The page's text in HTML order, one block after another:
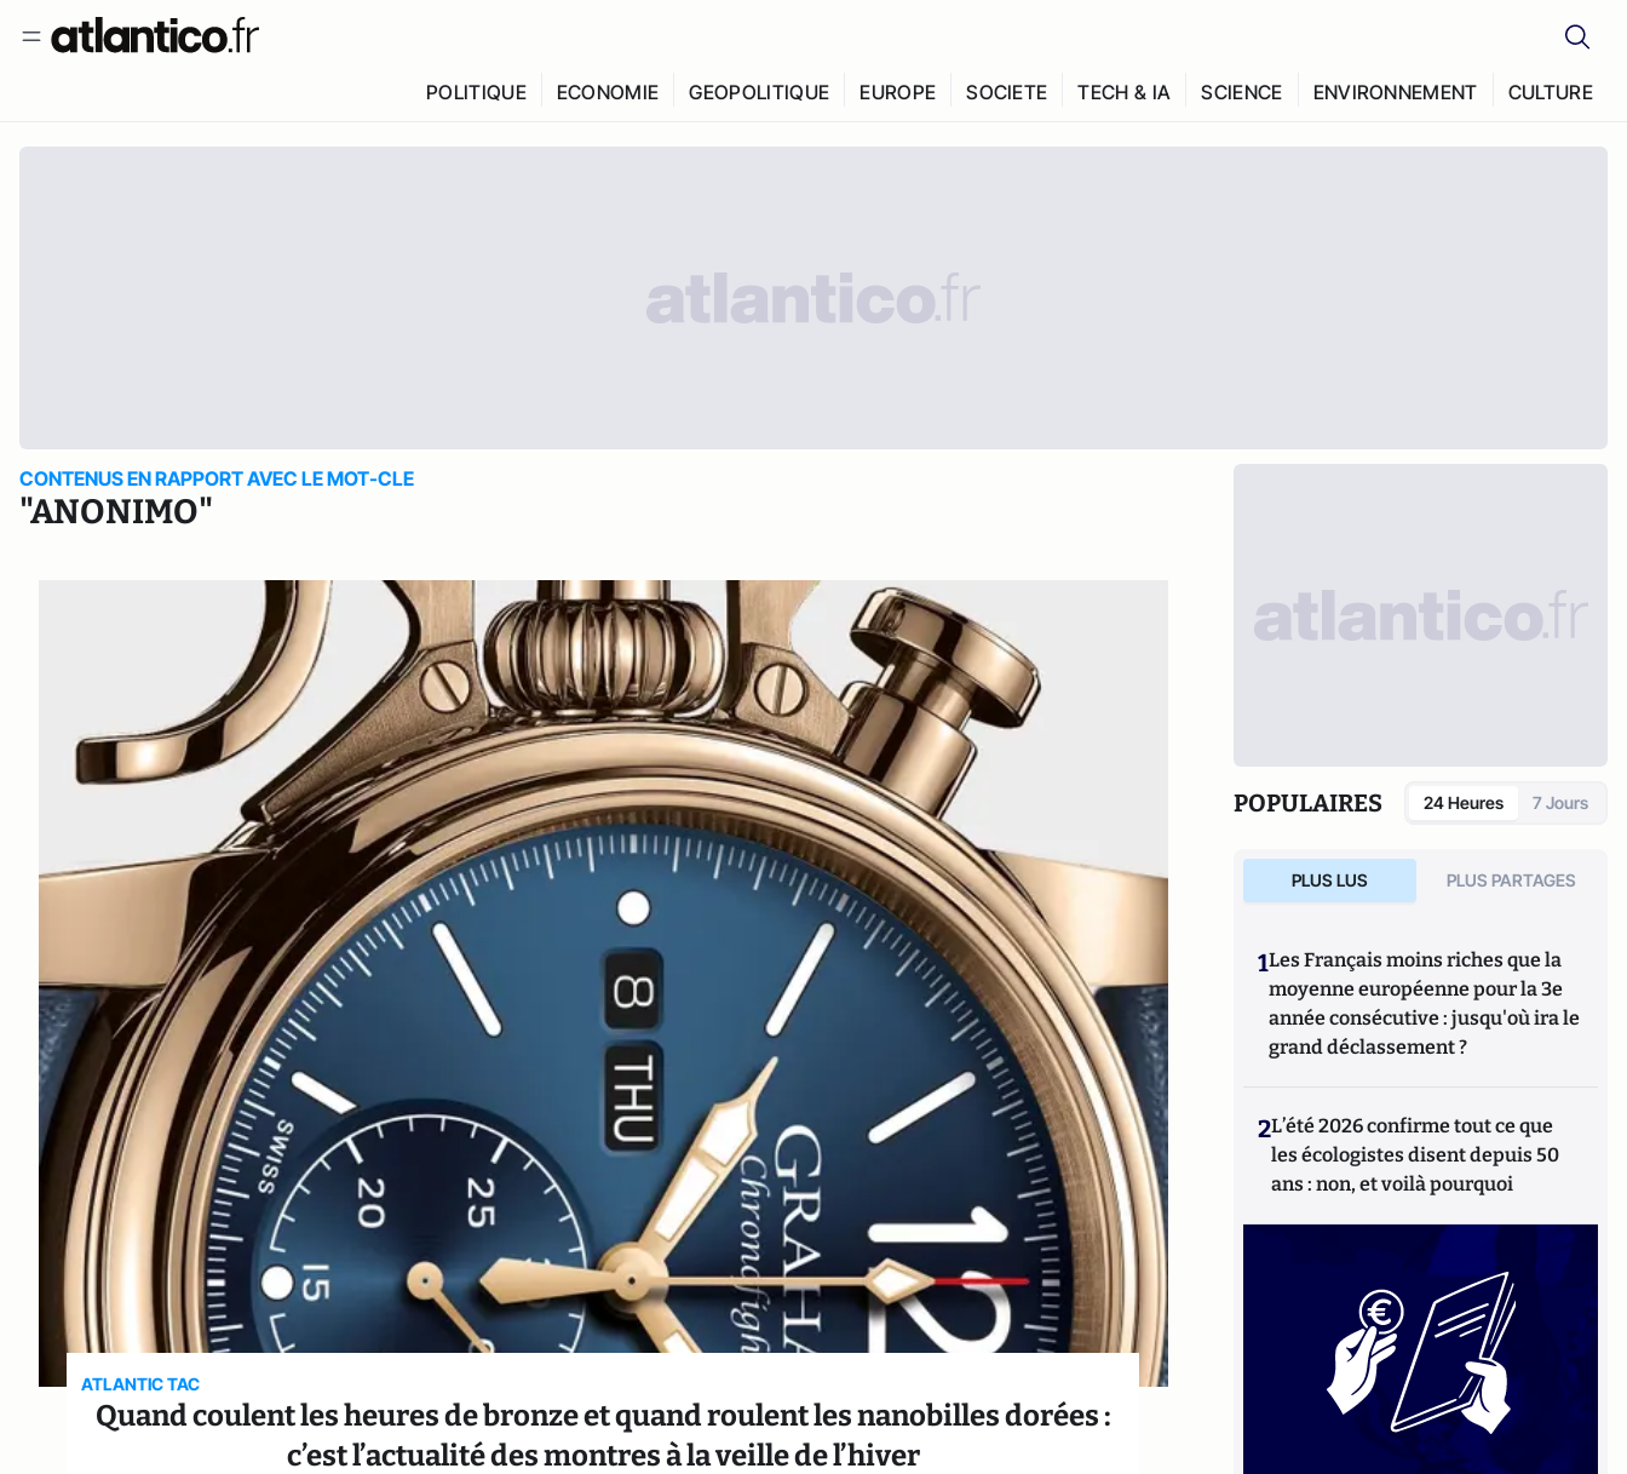
POLITIQUE ECONOMIE GEOPOLITIQUE EUROPE SOCIETE TECH & IA SCIENCE ENVIRONNEMENT CULTURE
CONTENUS EN RAPPORT AVEC LE MOT-CLE
"ANONIMO"
ATLANTIC TAC
Quand coulent les heures de bronze et quand roulent les nanobilles dorées :
c’est l’actualité des montres à la veille de l’hiver
POPULAIRES 24 Heures 7 Jours
PLUS LUS PLUS PARTAGES
1Les Français moins riches que la
moyenne européenne pour la 3e
année consécutive : jusqu'où ira le
grand déclassement ?
2L’été 2026 confirme tout ce que
les écologistes disent depuis 50
ans : non, et voilà pourquoi